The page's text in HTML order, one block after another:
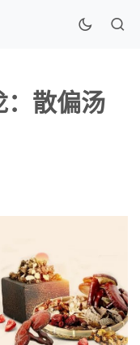
：散偏汤